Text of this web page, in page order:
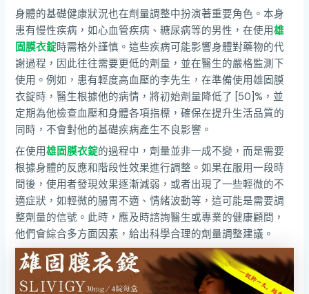
身體的基礎健康狀況也在劑量調整中扮演著重要角色。本身
患有慢性疾病，如心血管疾病、糖尿病等的男性，在使用雄
固膜衣錠時需格外謹慎。這些疾病可能影響身體對藥物的代
謝過程，因此往往需要更低的劑量，並在醫生的嚴格監測下
使用。例如，患有輕度高血壓的李先生，在準備使用雄固膜
衣錠時，醫生根據他的病情，將初始劑量降低了 [50]%，並
定期為他檢查血壓和身體各項指標，確保在提升生活品質的
同時，不會對他的基礎疾病產生不良影響。
在使用雄固膜衣錠的過程中，劑量並非一成不變，而是需要
根據身體的反應和階段性效果進行調整。如果在服用一段時
間後，使用者發現效果逐漸減弱，或者出現了一些輕微的不
適症狀，如輕微的腸胃不適、情緒波動等，這可能是需要調
整劑量的信號。此時，應及時諮詢醫生或專業的健康顧問，
他們會綜合多方面因素，給出科學合理的劑量調整建議。